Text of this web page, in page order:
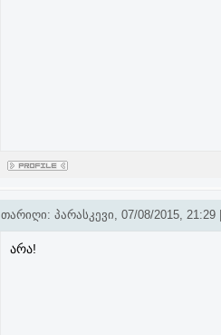
თარიღი: პარასკევი, 07/08/2015, 21:29
არა!